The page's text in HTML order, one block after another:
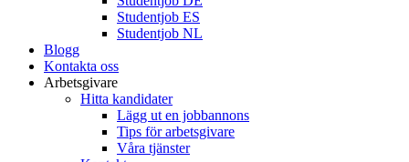
Studentjob ES
Studentjob NL
Blogg
Kontakta oss
Arbetsgivare
Hitta kandidater
Lägg ut en jobbannons
Tips för arbetsgivare
Våra tjänster